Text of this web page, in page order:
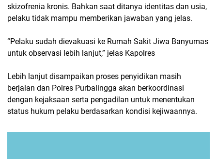
skizofrenia kronis. Bahkan saat ditanya identitas dan usia,
pelaku tidak mampu memberikan jawaban yang jelas.
“Pelaku sudah dievakuasi ke Rumah Sakit Jiwa Banyumas
untuk observasi lebih lanjut,” jelas Kapolres
Lebih lanjut disampaikan proses penyidikan masih
berjalan dan Polres Purbalingga akan berkoordinasi
dengan kejaksaan serta pengadilan untuk menentukan
status hukum pelaku berdasarkan kondisi kejiwaannya.